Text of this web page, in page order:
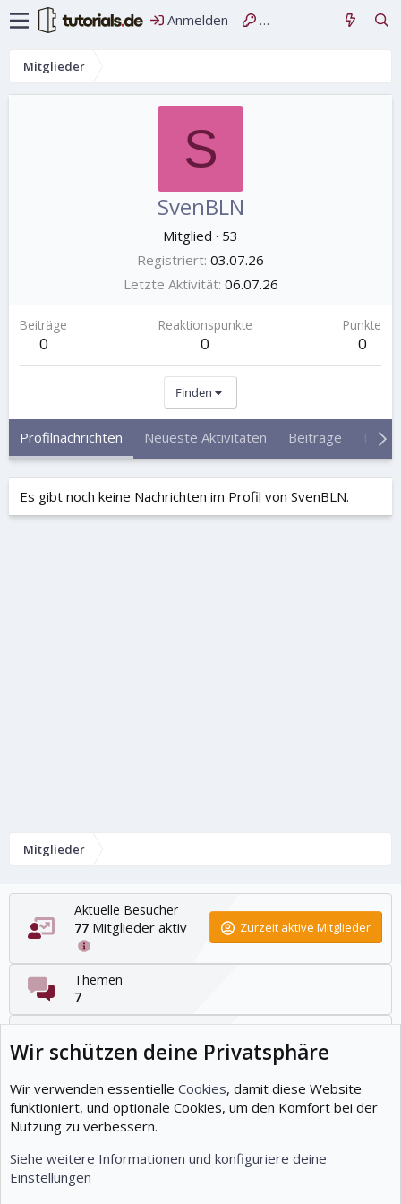
Anmelden Registrieren
Mitglieder
S
SvenBLN
Mitglied · 53
Registriert 03.07.26
Letzte Aktivität 06.07.26
Beiträge
0
Reaktionspunkte
0
Punkte
0
Finden
Profilnachrichten Neueste Aktivitäten Beiträge
Es gibt noch keine Nachrichten im Profil von SvenBLN.
Mitglieder
Aktuelle Besucher
77 Mitglieder aktiv Zurzeit aktive Mitglieder
Themen
7
12
Mitglieder
19
Neuestes Mitglied
Wir schützen deine Privatsphäre
Wir verwenden essentielle Cookies, damit diese Website
funktioniert, und optionale Cookies, um den Komfort bei der
Nutzung zu verbessern.
Siehe weitere Informationen und konfiguriere deine
Einstellungen